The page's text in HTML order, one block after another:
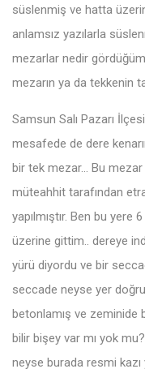
süslenmiş ve hatta
anlamsız yazılarla
mezarlar nedir
mezarın ya da tekkenin
Samsun Salı Pazarı
mesafede de dere
bir tek mezar… Bu mezar
müteahhit tarafından
yapılmıştır. Ben bu
üzerine gittim.. dereye
yürü diyordu ve bir
seccade neyse yer
betonlamış ve zeminide
bilir bişey var mı yok
neyse burada resmi